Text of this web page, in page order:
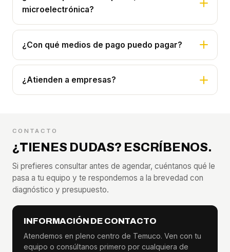
microelectrónica?
¿Con qué medios de pago puedo pagar?
¿Atienden a empresas?
CONTACTO
¿TIENES DUDAS? ESCRÍBENOS.
Si prefieres consultar antes de agendar, cuéntanos qué le
pasa a tu equipo y te respondemos a la brevedad con
diagnóstico y presupuesto.
INFORMACIÓN DE CONTACTO
Atendemos en pleno centro de Temuco. Ven con tu
equipo o consúltanos primero por cualquiera de